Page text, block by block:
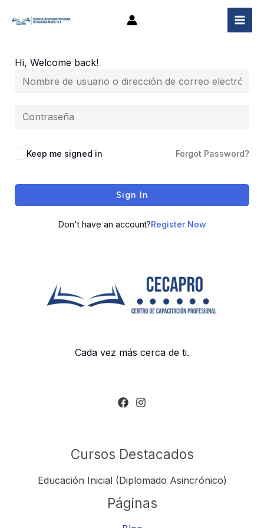
Hi, Welcome back!
Keep me signed in Forgot Password?
Sign In
Don't have an account?Register Now
Cada vez más cerca de ti.
Cursos Destacados
Educación Inicial (Diplomado Asincrónico)
Páginas